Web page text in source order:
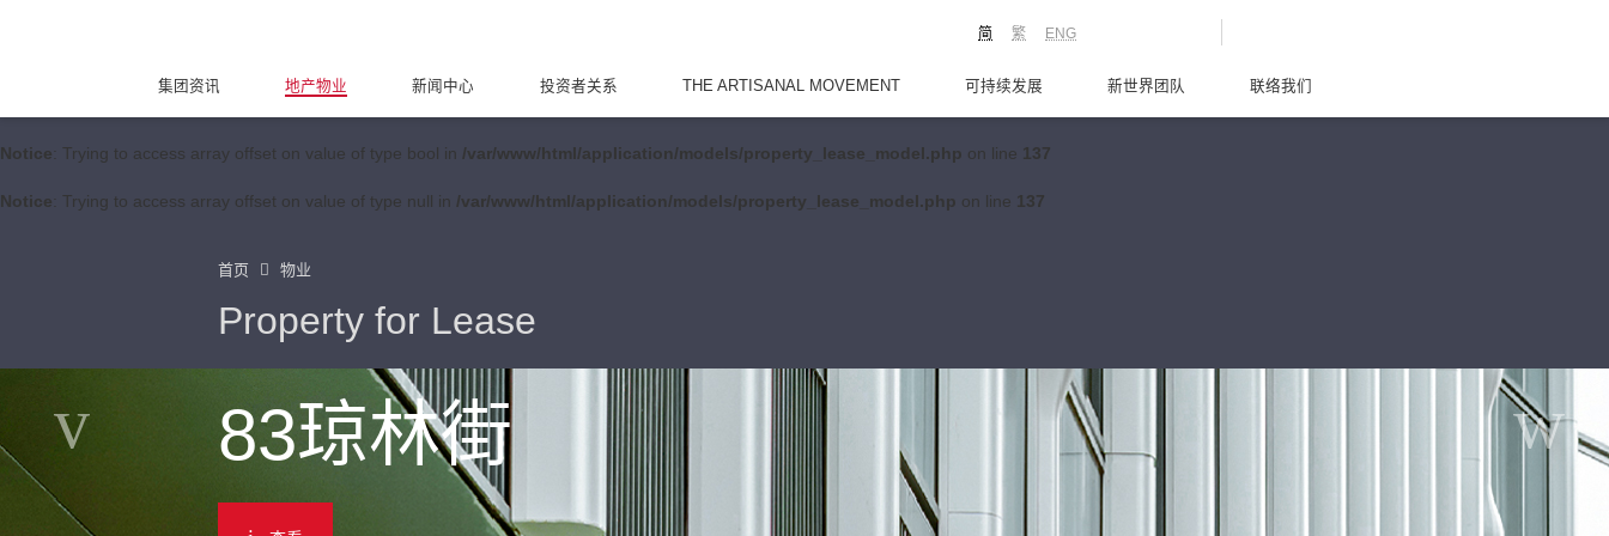
Notice: Trying to access array offset on value of type bool in /var/www/html/application/models/property_lease_model.php on line 137
Notice: Trying to access array offset on value of type null in /var/www/html/application/models/property_lease_model.php on line 137
ENG
繁
简
集团资讯 地产物业 新闻中心 投资者关系 THE ARTISANAL MOVEMENT 可持续发展 新世界团队 联络我们
首页 物业
Property for Lease
83琼林街